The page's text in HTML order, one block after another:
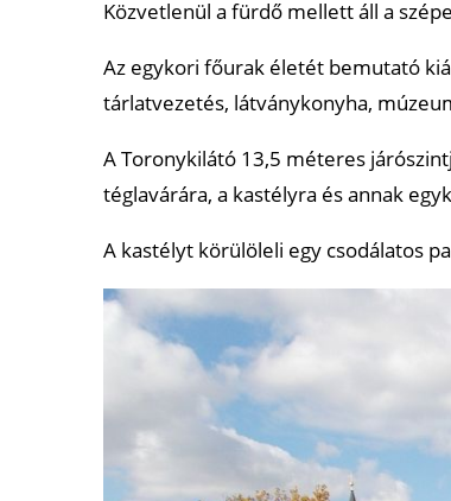
Közvetlenül a fürdő mellett áll a
Az egykori főurak életét bemutató
tárlatvezetés, látványkonyha,
A Toronykilátó 13,5 méteres
téglavárára, a kastélyra és annak
A kastélyt körülöleli egy csodálatos